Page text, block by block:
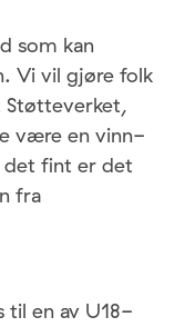
som kan
Vi vil gjøre folk
Støtteverket,
være en vinn-
fint er det
fra
til en av U18-